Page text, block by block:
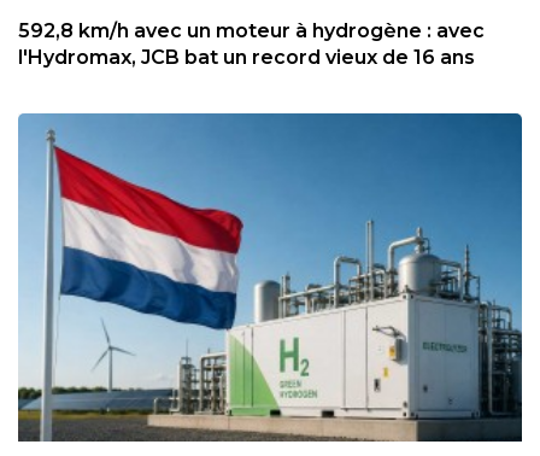
592,8 km/h avec un moteur à hydrogène : avec
l'Hydromax, JCB bat un record vieux de 16 ans